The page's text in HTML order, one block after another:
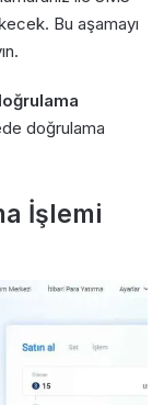
Bu aşamayı
doğrulama
İşlemi